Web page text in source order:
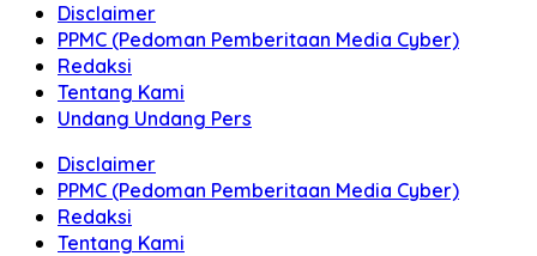
Disclaimer
PPMC (Pedoman Pemberitaan Media Cyber)
Redaksi
Tentang Kami
Undang Undang Pers
Disclaimer
PPMC (Pedoman Pemberitaan Media Cyber)
Redaksi
Tentang Kami